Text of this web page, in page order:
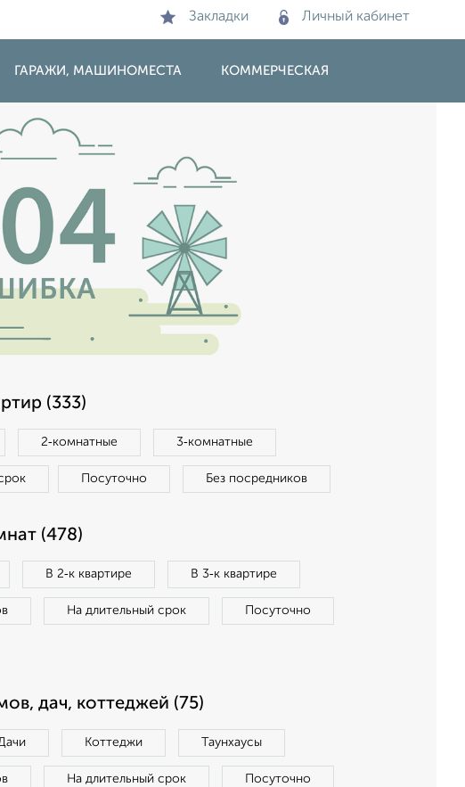
Закладки Личный кабинет
ГАРАЖИ, МАШИНОМЕСТА КОММЕРЧЕСКАЯ
(333)
2‑комнатные 3‑комнатные
Посуточно Без посредников
(478)
В 2‑к квартире В 3‑к квартире
На длительный срок Посуточно
дач, коттеджей (75)
Коттеджи Таунхаусы
На длительный срок Посуточно